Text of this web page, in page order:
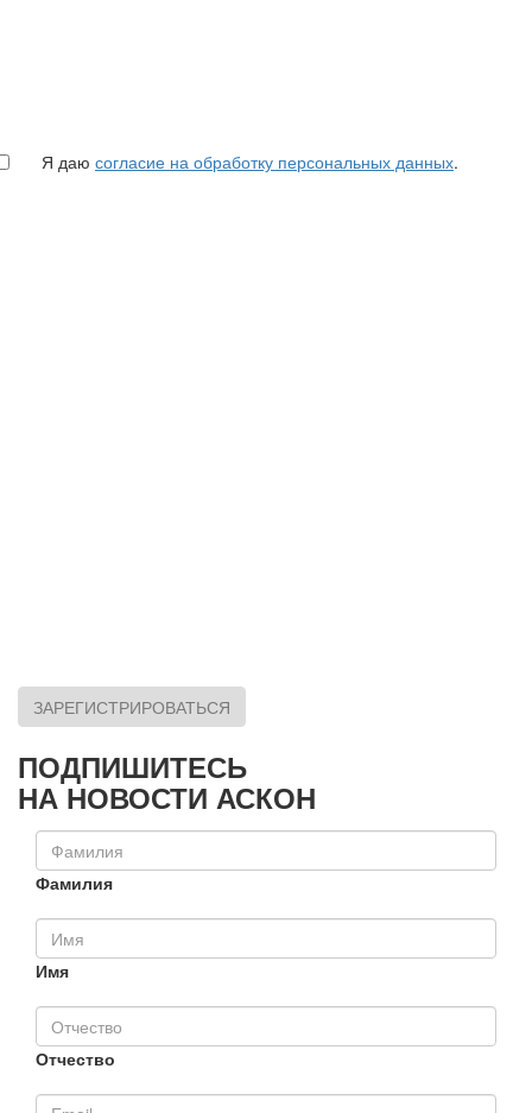
Я даю согласие на обработку персональных данных.
ЗАРЕГИСТРИРОВАТЬСЯ
ПОДПИШИТЕСЬ
НА НОВОСТИ АСКОН
Фамилия
Имя
Отчество